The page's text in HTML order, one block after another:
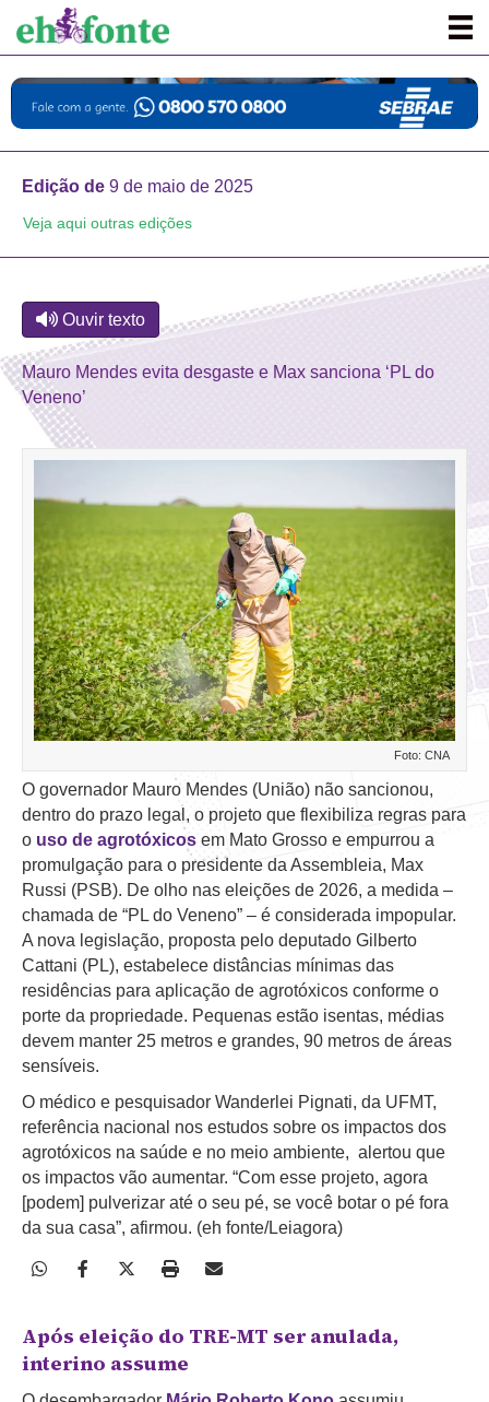
Edição de 9 de maio de 2025
Veja aqui outras edições
Ouvir texto
Mauro Mendes evita desgaste e Max sanciona ‘PL do
Veneno’
Foto: CNA
O governador Mauro Mendes (União) não sancionou,
dentro do prazo legal, o projeto que flexibiliza regras para
o uso de agrotóxicos em Mato Grosso e empurrou a
promulgação para o presidente da Assembleia, Max
Russi (PSB). De olho nas eleições de 2026, a medida –
chamada de “PL do Veneno” – é considerada impopular.
A nova legislação, proposta pelo deputado Gilberto
Cattani (PL), estabelece distâncias mínimas das
residências para aplicação de agrotóxicos conforme o
porte da propriedade. Pequenas estão isentas, médias
devem manter 25 metros e grandes, 90 metros de áreas
sensíveis.
O médico e pesquisador Wanderlei Pignati, da UFMT,
referência nacional nos estudos sobre os impactos dos
agrotóxicos na saúde e no meio ambiente, alertou que
os impactos vão aumentar. “Com esse projeto, agora
[podem] pulverizar até o seu pé, se você botar o pé fora
da sua casa”, afirmou. (eh fonte/Leiagora)
Após eleição do TRE-MT ser anulada,
interino assume